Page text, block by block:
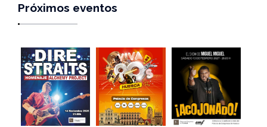
Próximos eventos